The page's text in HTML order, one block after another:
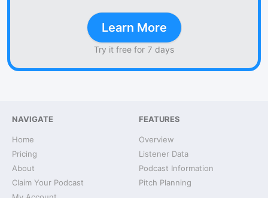
Learn More
Try it free for 7 days
NAVIGATE
Home
Pricing
About
Claim Your Podcast
FEATURES
Overview
Listener Data
Podcast Information
Pitch Planning